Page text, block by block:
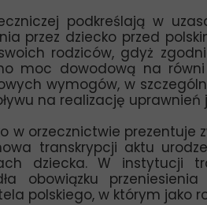
podkreślają w
przez dziecko przed
rodziców, gdyż
moc dowodową na
wymogów, w
na realizację
orzecznictwie prezentuje
transkrypcji aktu
dziecka. W instytucji
obowiązku
polskiego, w którym jako